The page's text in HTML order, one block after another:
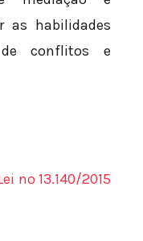
as habilidades
conflitos e
nº 13.140/2015